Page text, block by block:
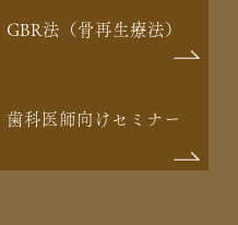
GBR法（骨再生療法）
歯科医師向けセミナー